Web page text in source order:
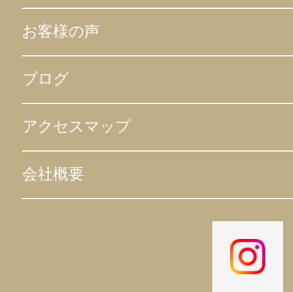
お客様の声
ブログ
アクセスマップ
会社概要